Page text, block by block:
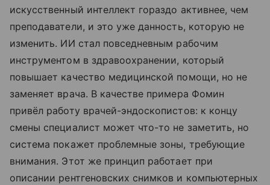
искусственный интеллект гораздо активнее, чем
преподаватели, и это уже данность, которую не
изменить. ИИ стал повседневным рабочим
инструментом в здравоохранении, который
повышает качество медицинской помощи, но не
заменяет врача. В качестве примера Фомин
привёл работу врачей-эндоскопистов: к концу
смены специалист может что-то не заметить, но
система покажет проблемные зоны, требующие
внимания. Этот же принцип работает при
описании рентгеновских снимков и компьютерных